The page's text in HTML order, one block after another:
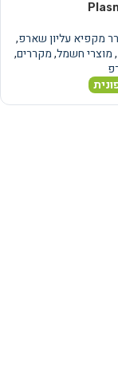
מקפיא עליון שארפ,
,מוצרי חשמל,מקררים,